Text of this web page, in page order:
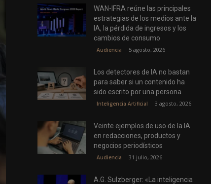
WAN-IFRA reúne las principales
estrategias de los medios ante la
IA, la pérdida de ingresos y los
cambios de consumo
Audiencia 5 agosto, 2026
Los detectores de IA no bastan
para saber si un contenido ha
sido escrito por una persona
Inteligencia Artificial 3 agosto, 2026
Veinte ejemplos de uso de la IA
en redacciones, productos y
negocios periodísticos
Audiencia 31 julio, 2026
A.G. Sulzberger: «La inteligencia